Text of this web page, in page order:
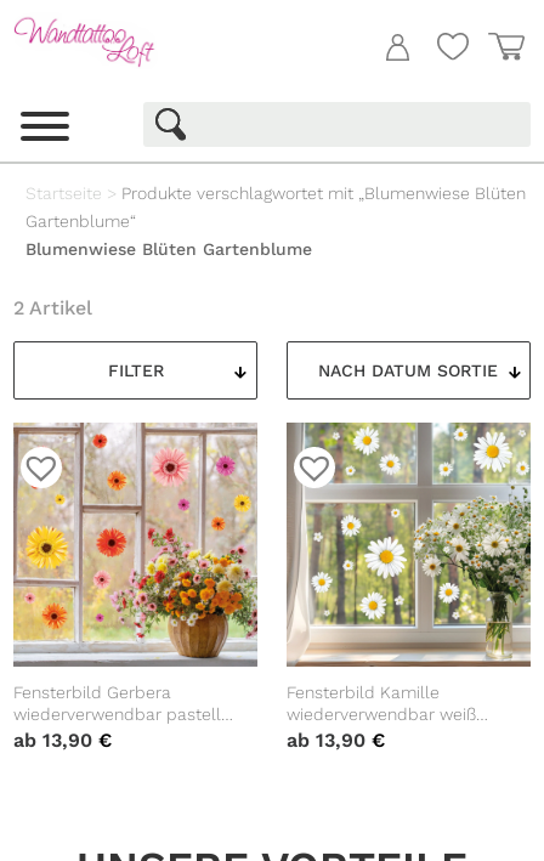
Startseite > Produkte verschlagwortet mit „Blumenwiese Blüten
Gartenblume“
Blumenwiese Blüten Gartenblume
FILTER
2 Artikel
Fensterbild Gerbera
wiederverwendbar pastell
Blumen bunt florale
ab13,90€
Fensterbild Kamille
wiederverwendbar weiß
Blumen Gänseblümchen
ab 13,90 €